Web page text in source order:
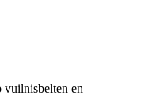
vuilnisbelten en